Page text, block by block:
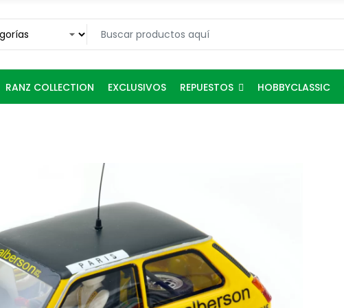
RANZ COLLECTION EXCLUSIVOS REPUESTOS HOBBYCLASSIC